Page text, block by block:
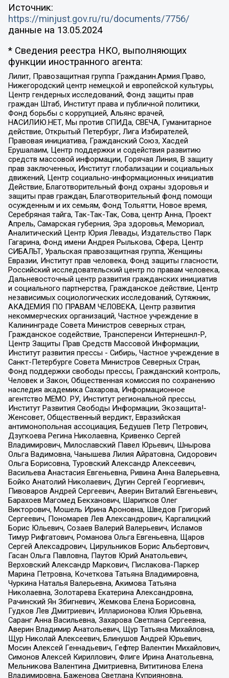
Источник:
https://minjust.gov.ru/ru/documents/7756/
данные на 13.05.2024
* Сведения реестра НКО, выполняющих
функции иностранного агента:
Лилит, Правозащитная группа Гражданин.Армия.Право,
Нижегородский центр немецкой и европейской культуры,
Центр гендерных исследований, Фонд защиты прав
граждан Штаб, Институт права и публичной политики,
Фонд борьбы с коррупцией, Альянс врачей,
НАСИЛИЮ.НЕТ, Мы против СПИДа, СВЕЧА, Гуманитарное
действие, Открытый Петербург, Лига Избирателей,
Правовая инициатива, Гражданский Союз, Хасдей
Ерушалаим, Центр поддержки и содействия развитию
средств массовой информации, Горячая Линия, В защиту
прав заключенных, Институт глобализации и социальных
движений, Центр социально-информационных инициатив
Действие, Благотворительный фонд охраны здоровья и
защиты прав граждан, Благотворительный фонд помощи
осужденным и их семьям, Фонд Тольятти, Новое время,
Серебряная тайга, Так-Так-Так, Сова, центр Анна, Проект
Апрель, Самарская губерния, Эра здоровья, Мемориал,
Аналитический Центр Юрия Левады, Издательство Парк
Гагарина, Фонд имени Андрея Рылькова, Сфера, Центр
СИБАЛЬТ, Уральская правозащитная группа, Женщины
Евразии, Институт прав человека, Фонд защиты гласности,
Российский исследовательский центр по правам человека,
Дальневосточный центр развития гражданских инициатив
и социального партнерства, Гражданское действие, Центр
независимых социологических исследований, Сутяжник,
АКАДЕМИЯ ПО ПРАВАМ ЧЕЛОВЕКА, Центр развития
некоммерческих организаций, Частное учреждение в
Калининграде Совета Министров северных стран,
Гражданское содействие, Трансперенси Интернешнл-Р,
Центр Защиты Прав Средств Массовой Информации,
Институт развития прессы - Сибирь, Частное учреждение в
Санкт-Петербурге Совета Министров Северных Стран,
Фонд поддержки свободы прессы, Гражданский контроль,
Человек и Закон, Общественная комиссия по сохранению
наследия академика Сахарова, Информационное
агентство МЕМО. РУ, Институт региональной прессы,
Институт Развития Свободы Информации, Экозащита!-
Женсовет, Общественный вердикт, Евразийская
антимонопольная ассоциация, Бедушев Петр Петрович,
Дзугкоева Регина Николаевна, Кривенко Сергей
Владимирович, Милославский Павел Юрьевич, Шнырова
Ольга Вадимовна, Чанышева Лилия Айратовна, Сидорович
Ольга Борисовна, Туровский Александр Алексеевич,
Васильева Анастасия Евгеньевна, Ривина Анна Валерьевна,
Бойко Анатолий Николаевич, Дугин Сергей Георгиевич,
Пивоваров Андрей Сергеевич, Аверин Виталий Евгеньевич,
Барахоев Магомед Бекханович, Шарипков Олег
Викторович, Мошель Ирина Ароновна, Шведов Григорий
Сергеевич, Пономарев Лев Александрович, Каргалицкий
Борис Юльевич, Созаев Валерий Валерьевич, Исламов
Тимур Рифгатович, Романова Ольга Евгеньевна, Щаров
Сергей Алексадрович, Цирульников Борис Альбертович,
Гасан Ольга Павловна, Паутов Юрий Анатольевич,
Верховский Александр Маркович, Пислакова-Паркер
Марина Петровна, Кочеткова Татьяна Владимировна,
Чуркина Наталья Валерьевна, Акимова Татьяна
Николаевна, Золотарева Екатерина Александровна,
Рачинский Ян Збигневич, Жемкова Елена Борисовна,
Гудков Лев Дмитриевич, Илларионова Юлия Юрьевна,
Саранг Анна Васильевна, Захарова Светлана Сергеевна,
Аверин Владимир Анатольевич, Щур Татьяна Михайловна,
Щур Николай Алексеевич, Блинушов Андрей Юрьевич,
Мосин Алексей Геннадьевич, Гефтер Валентин Михайлович,
Симонов Алексей Кириллович, Флиге Ирина Анатольевна,
Мельникова Валентина Дмитриевна, Вититинова Елена
Владимировна, Баженова Светлана Куприяновна,